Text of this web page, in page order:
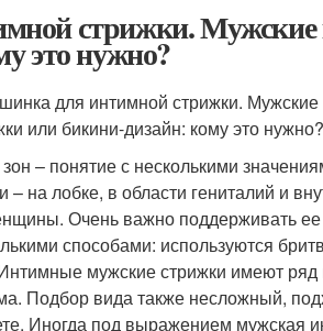
стрижки. Мужские
это нужно?
– понятие с несколькими
– на лобке, в области гениталий и
Очень важно поддерживать
способами: используются
мужские стрижки имеют
Подбор вида также несложный,
Иногда под выражением мужская